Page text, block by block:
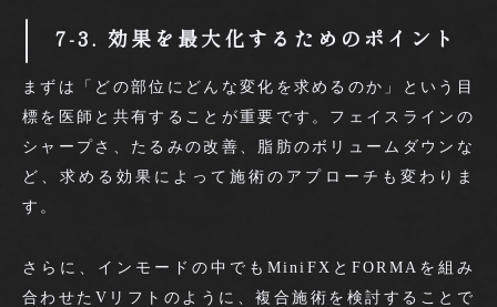
7-3. 効果を最大化するためのポイント
まずは「どの部位にどんな変化を求めるのか」という目
標を医師と共有することが重要です。フェイスラインの
シャープさ、たるみの改善、脂肪のボリュームダウンな
ど、求める効果によって施術のアプローチも変わりま
す。
さらに、インモードの中でもMiniFXとFORMAを組み
合わせたVリフトのように、複合施術を検討することで